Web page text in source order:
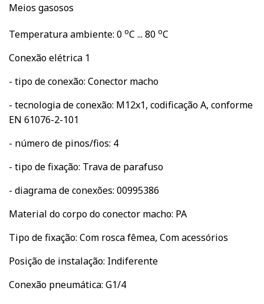
Meios gasosos
Temperatura ambiente: 0 oC ... 80 oC
Conexão elétrica 1
- tipo de conexão: Conector macho
- tecnologia de conexão: M12x1, codificação A, conforme
EN 61076-2-101
- número de pinos/fios: 4
- tipo de fixação: Trava de parafuso
- diagrama de conexões: 00995386
Material do corpo do conector macho: PA
Tipo de fixação: Com rosca fêmea, Com acessórios
Posição de instalação: Indiferente
Conexão pneumática: G1/4